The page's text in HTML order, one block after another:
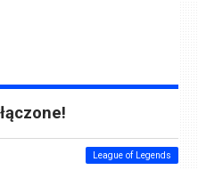
League of Legends